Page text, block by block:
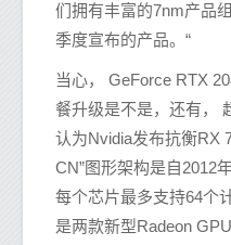
们拥有丰富的7nm产品
季度宣布的产品。“
当心， GeForce RTX
餐升级是不是，还有，
认为Nvidia发布抗衡RX
CN”图形架构是自2012
每个芯片最多支持64个
是两款新型Radeon